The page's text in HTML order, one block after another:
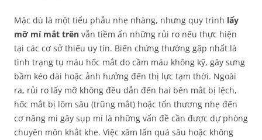
Mặc dù là một tiểu phẫu nhẹ nhàng, nhưng quy trình lấy
mỡ mí mắt trên vẫn tiềm ẩn những rủi ro nếu thực hiện
tại các cơ sở thiếu uy tín. Biến chứng thường gặp nhất là
tình trạng tụ máu hốc mắt do cầm máu không kỹ, gây sưng
bầm kéo dài hoặc ảnh hưởng đến thị lực tạm thời. Ngoài
ra, rủi ro lấy mỡ không đều dẫn đến hai bên mắt bị lệch,
hốc mắt bị lõm sâu (trũng mắt) hoặc tổn thương nhẹ đến
cơ nâng mi gây sụp mí là những vấn đề cần được dự phòng
chuyên môn khắt khe. Việc xâm lấn quá sâu hoặc không